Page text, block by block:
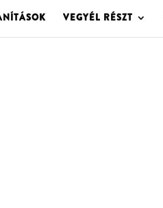
VEGYÉL RÉSZT